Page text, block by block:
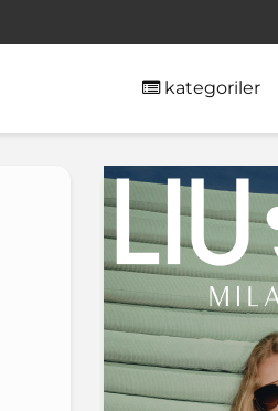
kategoriler